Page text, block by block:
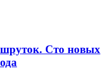
Сто новых